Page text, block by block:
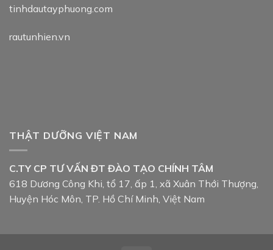
tinhdautayphuong.com
rautunhien.vn
THẬT DƯỠNG VIỆT NAM
C.TY CP TƯ VẤN ĐT ĐÀO TẠO CHÍNH TÂM
618 Dương Công Khi, tổ 17, ấp 1, xã Xuân Thới Thượng,
Huyện Hóc Môn, TP. Hồ Chí Minh, Việt Nam